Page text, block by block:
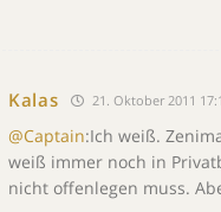
Kalas 21. Oktober 2011
@Captain:Ich weiß.
weiß immer noch in
nicht offenlegen muss.